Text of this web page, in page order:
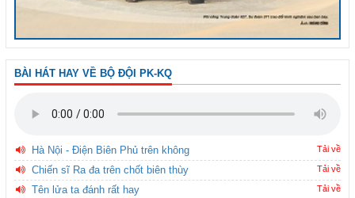
BÀI HÁT HAY VỀ BỘ ĐỘI PK-KQ
Hà Nội - Điện Biên Phủ trên không Tải về
Chiến sĩ Ra đa trên chốt biên thùy Tải về
Tên lửa ta đánh rất hay Tải về